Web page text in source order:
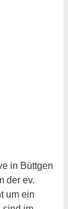
in Büttgen
der ev.
um ein